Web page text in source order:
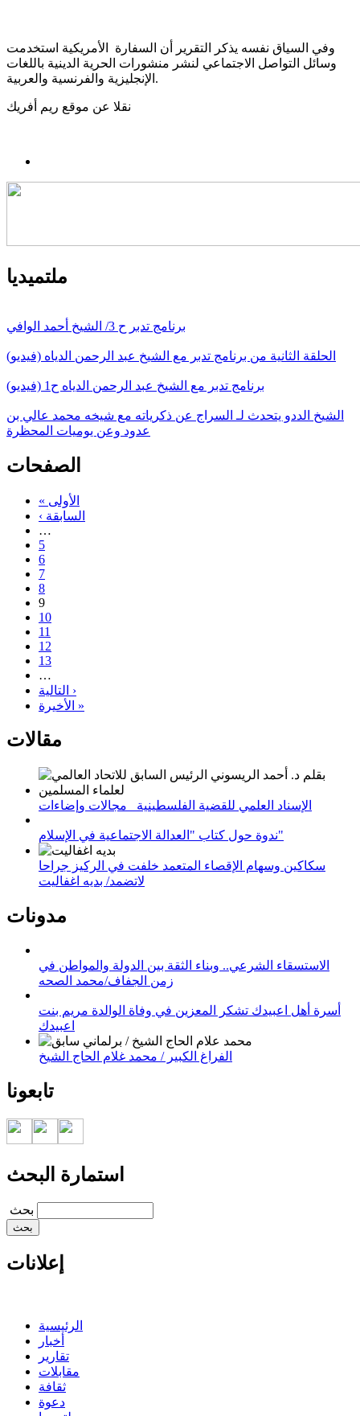
وفي السياق نفسه يذكر التقرير أن السفارة الأمريكية استخدمت
وسائل التواصل الاجتماعي لنشر منشورات الحرية الدينية باللغات
الإنجليزية والفرنسية والعربية.
نقلا عن موقع ريم أفريك
ملتميديا
برنامج تدبر ح 3/ الشيخ أحمد الوافي
الحلقة الثانية من برنامج تدبر مع الشيخ عبد الرحمن الدياه (فيديو)
برنامج تدبر مع الشيخ عبد الرحمن الدياه ح1 (فيديو)
الشيخ الددو يتحدث لـ السراج عن ذكرياته مع شيخه محمد عالي بن
عدود وعن يوميات المحظرة
الصفحات
« الأولى
‹ السابقة
…
5
6
7
8
9
10
11
12
13
…
التالية ›
الأخيرة »
مقالات
الإسناد العلمي للقضية الفلسطينية_ مجالات وإضاءات
ندوة حول كتاب "العدالة الاجتماعية في الإسلام"
سكاكين وسهام الإقصاء المتعمد خلفت في الركيز جراحا
لاتضمد/ بديه اغفاليت
مدونات
الاستسقاء الشرعي.. وبناء الثقة بين الدولة والمواطن في
زمن الجفاف/محمد الصحه
أسرة أهل اعبيدك تشكر المعزين في وفاة الوالدة مريم بنت
اعبيدك
الفراغ الكبير / محمد غلام الحاج الشيخ
تابعونا
استمارة البحث
‏بحث ‏
إعلانات
الرئيسية
أخبار
تقارير
مقابلات
ثقافة
دعوة